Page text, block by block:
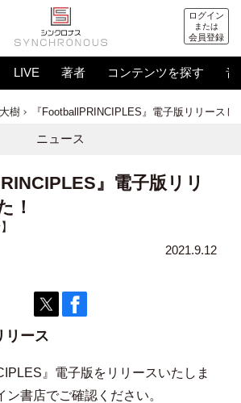
ログイン
または
会員登録
LIVE 著者 コンテンツを探す 音
樹 『FootballPRINCIPLES』電子版リリースし
ニュース
』電子版リリ
！
2021.9.12
リース
』電子版をリリースいたしま
ン書店でご確認ください。